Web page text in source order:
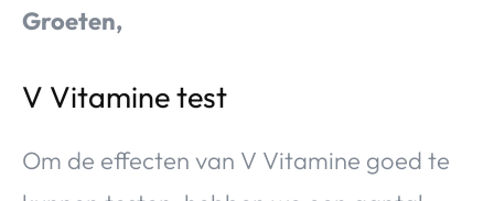
Groeten,
V Vitamine test
Om de effecten van V Vitamine goed te